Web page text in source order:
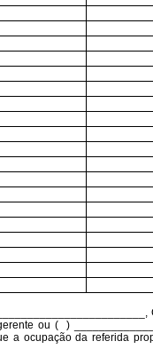
ou (
)
a ocupação da referida